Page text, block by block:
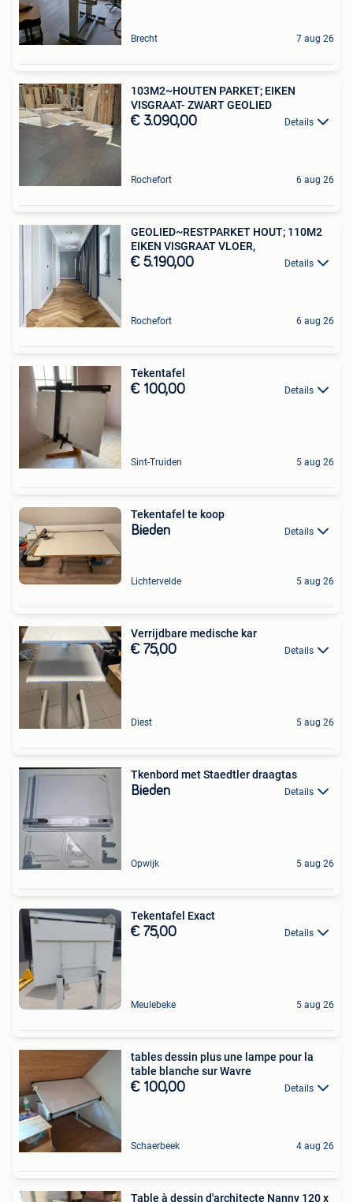
Brecht 7 aug 26
103M2~HOUTEN PARKET; EIKEN
VISGRAAT- ZWART GEOLIED
€ 3.090,00 Details
Rochefort 6 aug 26
GEOLIED~RESTPARKET HOUT; 110M2
EIKEN VISGRAAT VLOER,
€ 5.190,00 Details
Rochefort 6 aug 26
Tekentafel
€ 100,00 Details
Sint-Truiden 5 aug 26
Tekentafel te koop
Bieden Details
Lichtervelde 5 aug 26
Verrijdbare medische kar
€ 75,00 Details
Diest 5 aug 26
Tkenbord met Staedtler draagtas
Bieden Details
Opwijk 5 aug 26
Tekentafel Exact
€ 75,00 Details
Meulebeke 5 aug 26
tables dessin plus une lampe pour la
table blanche sur Wavre
€ 100,00 Details
Schaerbeek 4 aug 26
Table à dessin d'architecte Nanny 120 x